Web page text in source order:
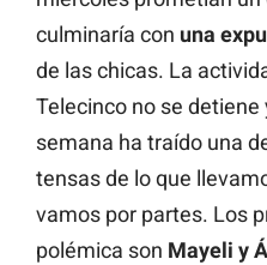
culminaría con una
de las chicas. La
Telecinco no se
semana ha traído una
tensas de lo que
vamos por partes. Los
polémica son Mayeli y